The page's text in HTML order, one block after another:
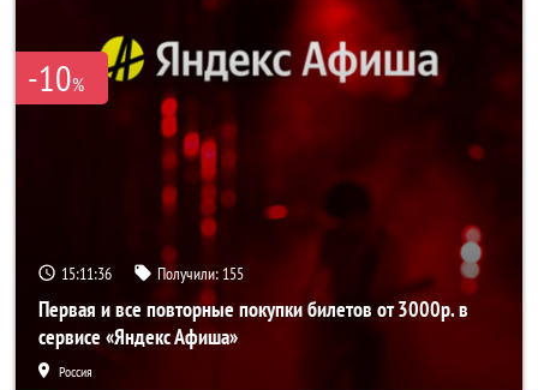
-10%
15:11:36 Получили: 155
Первая и все повторные покупки билетов от 3000р. в
сервисе «Яндекс Афиша»
Россия